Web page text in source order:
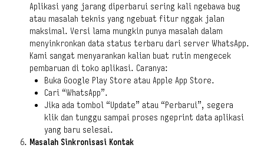
Aplikasi yang jarang diperbarui sering kali ngebawa bug
atau masalah teknis yang ngebuat fitur nggak jalan
maksimal. Versi lama mungkin punya masalah dalam
menyinkronkan data status terbaru dari server WhatsApp.
Kami sangat menyarankan kalian buat rutin mengecek
pembaruan di toko aplikasi. Caranya:
Buka Google Play Store atau Apple App Store.
Cari “WhatsApp”.
Jika ada tombol “Update” atau “Perbarui”, segera
klik dan tunggu sampai proses ngeprint data aplikasi
yang baru selesai.
Masalah Sinkronisasi Kontak